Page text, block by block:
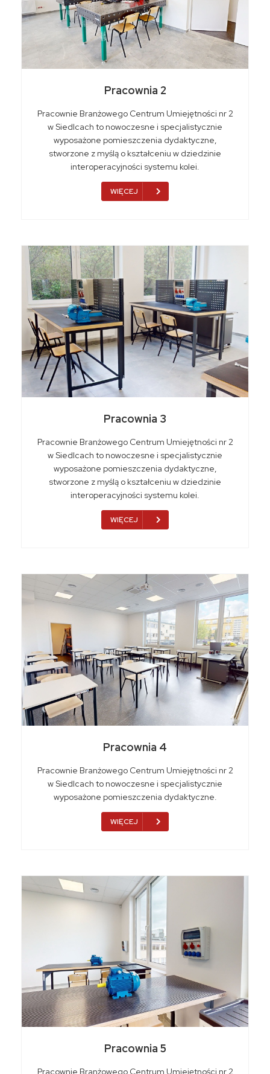
Pracownia 2
Pracownie Branżowego Centrum Umiejętności nr 2
w Siedlcach to nowoczesne i specjalistycznie
wyposażone pomieszczenia dydaktyczne,
stworzone z myślą o kształceniu w dziedzinie
interoperacyjności systemu kolei.
WIĘCEJ
Pracownia 3
Pracownie Branżowego Centrum Umiejętności nr 2
w Siedlcach to nowoczesne i specjalistycznie
wyposażone pomieszczenia dydaktyczne,
stworzone z myślą o kształceniu w dziedzinie
interoperacyjności systemu kolei.
WIĘCEJ
Pracownia 4
Pracownie Branżowego Centrum Umiejętności nr 2
w Siedlcach to nowoczesne i specjalistycznie
wyposażone pomieszczenia dydaktyczne.
WIĘCEJ
Pracownia 5
Pracownie Branżowego Centrum Umiejętności nr 2